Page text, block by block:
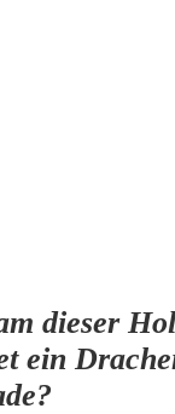
dieser
ein